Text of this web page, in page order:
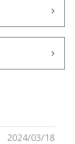
2024/03/18